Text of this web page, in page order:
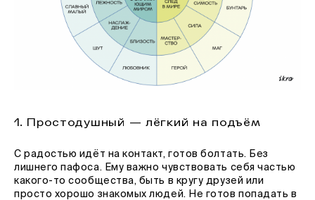
1. Простодушный — лёгкий на подъём
С радостью идёт на контакт, готов болтать. Без
лишнего пафоса. Ему важно чувствовать себя частью
какого-то сообщества, быть в кругу друзей или
просто хорошо знакомых людей. Не готов попадать в